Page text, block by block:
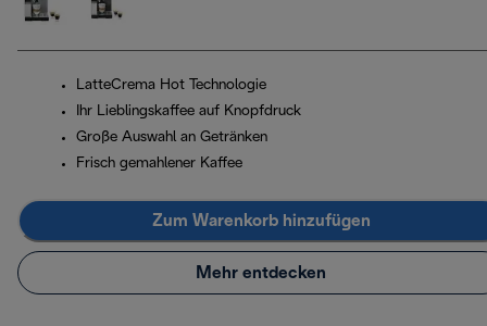
LatteCrema Hot Technologie
Ihr Lieblingskaffee auf Knopfdruck
Große Auswahl an Getränken
Frisch gemahlener Kaffee
Zum Warenkorb hinzufügen
Mehr entdecken